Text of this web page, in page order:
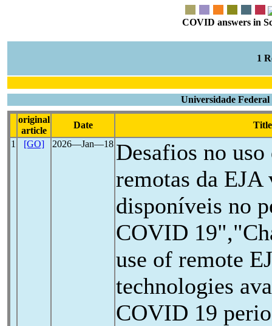
COVID answers in
1
Universidade Federal
original
article
Date
Title
1
[GO] 2026―Jan―18 Desafios no uso
remotas da
disponíveis no
COVID
use of remote
technologies
COVID 19